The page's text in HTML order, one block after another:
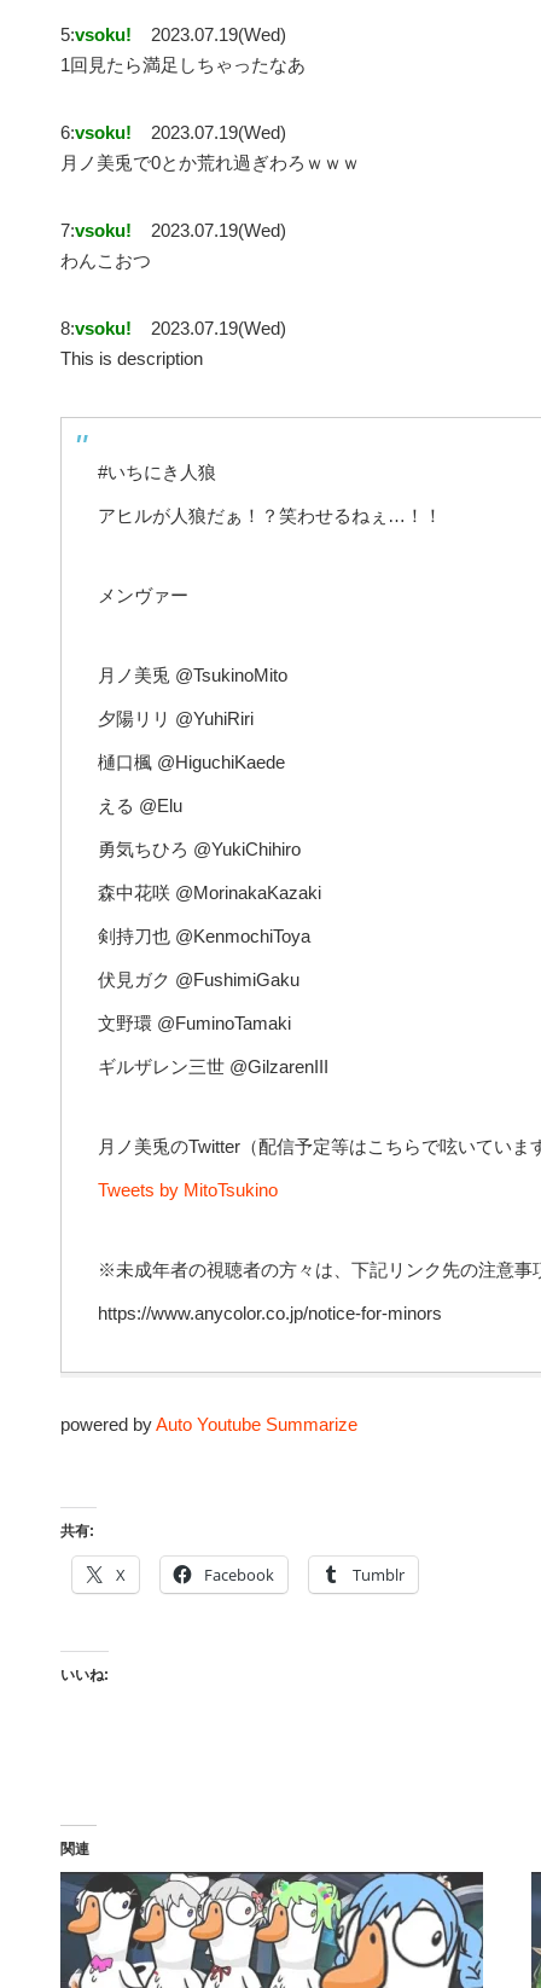
5:vsoku!
2023.07.19(Wed)
1回見たら満足しちゃったなあ
6:vsoku!
2023.07.19(Wed)
月ノ美兎で0とか荒れ過ぎわろｗｗｗ
7:vsoku!
2023.07.19(Wed)
わんこおつ
8:vsoku!
2023.07.19(Wed)
This is description
#いちにき人狼
アヒルが人狼だぁ！？笑わせるねぇ…！！
メンヴァー
月ノ美兎 @TsukinoMito
夕陽リリ @YuhiRiri
樋口楓 @HiguchiKaede
える @Elu
勇気ちひろ @YukiChihiro
森中花咲 @MorinakaKazaki
剣持刀也 @KenmochiToya
伏見ガク @FushimiGaku
文野環 @FuminoTamaki
ギルザレン三世 @GilzarenIII
月ノ美兎のTwitter（配信予定等はこちらで呟いていま
Tweets by MitoTsukino
※未成年者の視聴者の方々は、下記リンク先の注意事
https://www.anycolor.co.jp/notice-for-minors
powered byAuto Youtube Summarize
共有:
X Facebook Tumblr
いいね:
関連